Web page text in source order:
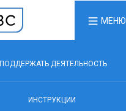
МЕНЮ
ПОДДЕРЖАТЬ ДЕЯТЕЛЬНОСТЬ
ИНСТРУКЦИИ